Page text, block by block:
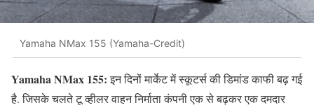
Yamaha NMax 155 (Yamaha-Credit)
Yamaha NMax 155:इन दिनों मार्केट में स्कूटर्स की डिमांड काफी बढ़ गई
है. जिसके चलते टू व्हीलर वाहन निर्माता कंपनी एक से बढ़कर एक दमदार